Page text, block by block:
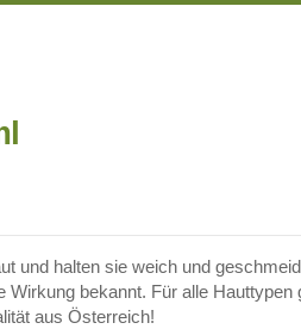
und halten sie weich und
bekannt. Für alle Hauttypen
aus Österreich!